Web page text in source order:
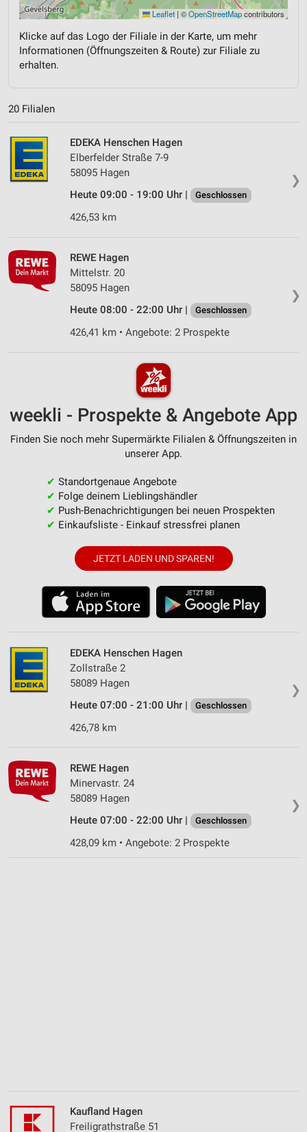
Leaflet | ©OpenStreetMapcontributors
Klicke auf das Logo der Filiale in der Karte, um mehr
Informationen (Öffnungszeiten & Route) zur Filiale zu
erhalten.
20 Filialen
❯
EDEKA Henschen Hagen
Elberfelder Straße 7-9
58095 Hagen
Heute 09:00 - 19:00 Uhr |
Geschlossen
426,53 km
❯
REWE Hagen
Mittelstr. 20
58095 Hagen
Heute 08:00 - 22:00 Uhr |
Geschlossen
426,41 km • Angebote: 2 Prospekte
weekli - Prospekte & Angebote App
Finden Sie noch mehr Supermärkte Filialen & Öffnungszeiten in
unserer App.
✔ Standortgenaue Angebote
✔ Folge deinem Lieblingshändler
✔ Push-Benachrichtigungen bei neuen Prospekten
✔ Einkaufsliste - Einkauf stressfrei planen
JETZT LADEN UND SPAREN!
❯
EDEKA Henschen Hagen
Zollstraße 2
58089 Hagen
Heute 07:00 - 21:00 Uhr |
Geschlossen
426,78 km
❯
REWE Hagen
Minervastr. 24
58089 Hagen
Heute 07:00 - 22:00 Uhr |
Geschlossen
428,09 km • Angebote: 2 Prospekte
Kaufland Hagen
Freiligrathstraße 51